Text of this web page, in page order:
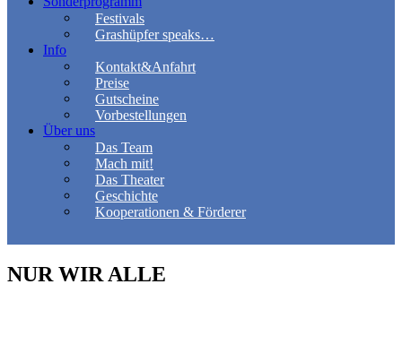
Festivals
Grashüpfer speaks…
Info
Kontakt&Anfahrt
Preise
Gutscheine
Vorbestellungen
Über uns
Das Team
Mach mit!
Das Theater
Geschichte
Kooperationen & Förderer
NUR WIR ALLE